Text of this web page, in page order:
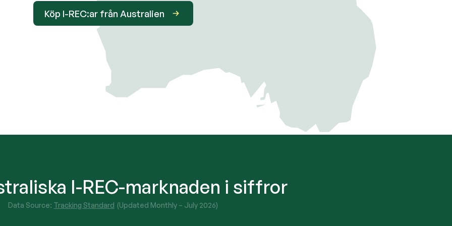
Köp I-REC:ar från Australien
I-REC-marknaden i siffror
Data Source: Tracking Standard (Updated Monthly – July 2026)